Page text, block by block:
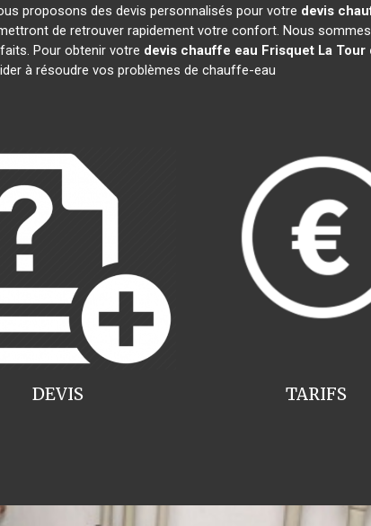
proposons des devis personnalisés pour votre devis
de retrouver rapidement votre confort. Nous
Pour obtenir votre devis chauffe eau Frisquet La Tour
à résoudre vos problèmes de chauffe-eau
TARIFS
DEVIS